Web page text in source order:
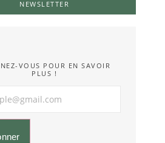
NEWSLETTER
VOUS POUR EN SAVOIR
PLUS !